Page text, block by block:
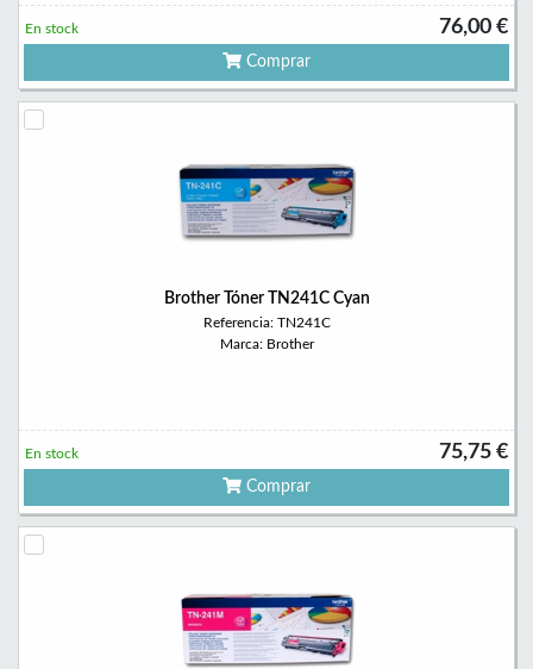
76,00 €
En stock
Comprar
Brother Tóner TN241C Cyan
Referencia: TN241C
Marca: Brother
75,75 €
En stock
Comprar